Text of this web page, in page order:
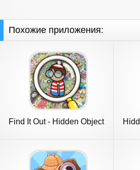
Похожие приложения:
Find It Out - Hidden Object